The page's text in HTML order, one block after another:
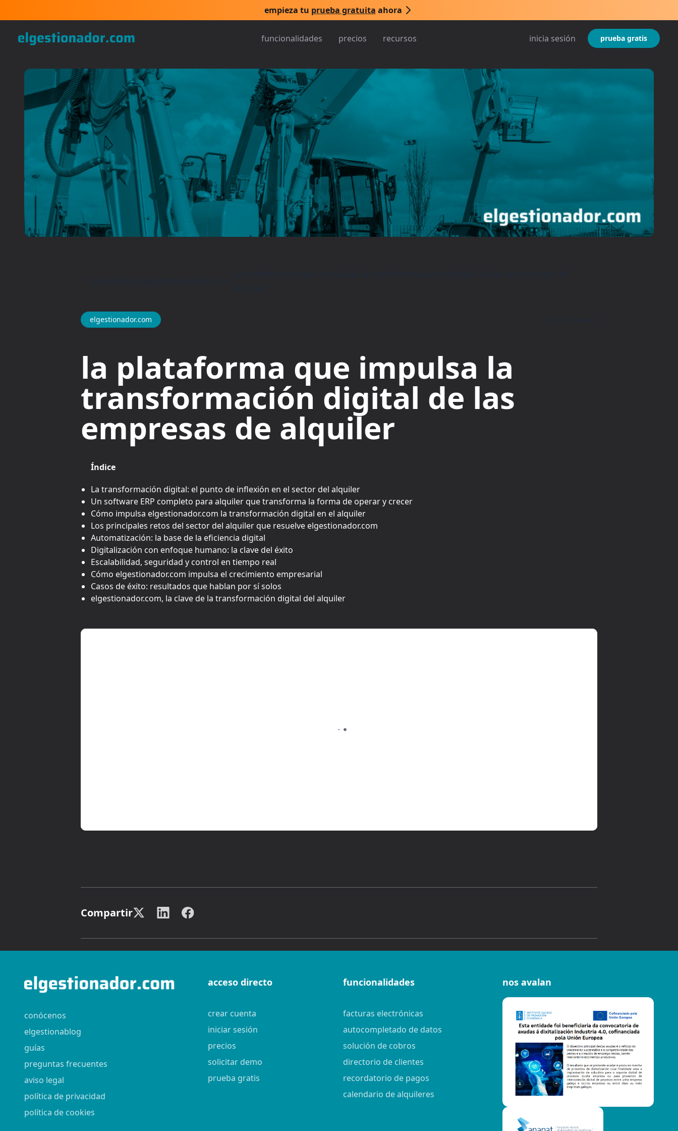
empieza tu prueba gratuita ahora
funcionalidades precios recursos inicia sesión prueba gratis
elgestionador.com
la plataforma que impulsa la
transformación digital de las
empresas de alquiler
Índice
La transformación digital: el punto de inflexión en el sector del alquiler
Un software ERP completo para alquiler que transforma la forma de operar y crecer
Cómo impulsa elgestionador.com la transformación digital en el alquiler
Los principales retos del sector del alquiler que resuelve elgestionador.com
Automatización: la base de la eficiencia digital
Digitalización con enfoque humano: la clave del éxito
Escalabilidad, seguridad y control en tiempo real
Cómo elgestionador.com impulsa el crecimiento empresarial
Casos de éxito: resultados que hablan por sí solos
elgestionador.com, la clave de la transformación digital del alquiler
Compartir
conócenos
elgestionablog
guías
preguntas frecuentes
aviso legal
política de privacidad
política de cookies
acceso directo
crear cuenta
iniciar sesión
precios
solicitar demo
prueba gratis
funcionalidades
facturas electrónicas
autocompletado de datos
solución de cobros
directorio de clientes
recordatorio de pagos
calendario de alquileres
nos avalan